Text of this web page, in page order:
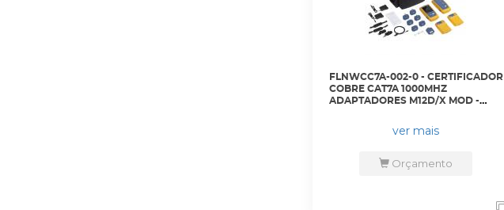
FLNWCC7A-002-0 - CERTIFICADOR
COBRE CAT7A 1000MHZ
ADAPTADORES M12D/X MOD -
ver mais
Orçamento